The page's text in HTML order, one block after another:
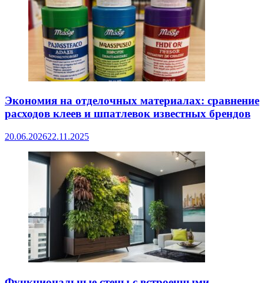
Экономия на отделочных материалах: сравнение
расходов клеев и шпатлевок известных брендов
20.06.202622.11.2025